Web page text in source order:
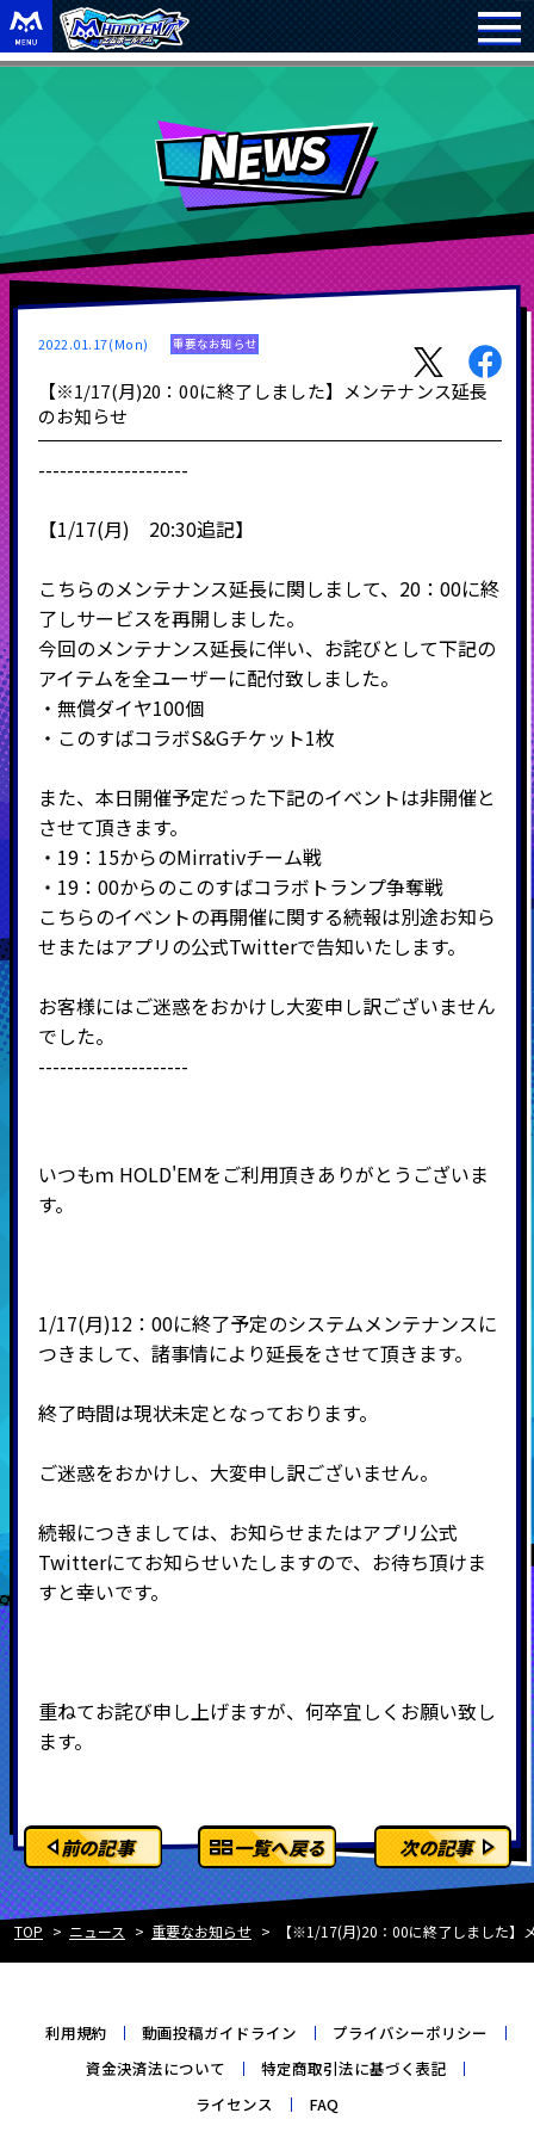
2022.01.17(Mon) 重要なお知らせ
【※1/17(月)20：00に終了しました】メンテナンス延長
のお知らせ
---------------------
【1/17(月) 20:30追記】
こちらのメンテナンス延長に関しまして、20：00に終
了しサービスを再開しました。
今回のメンテナンス延長に伴い、お詫びとして下記の
アイテムを全ユーザーに配付致しました。
・無償ダイヤ100個
・このすばコラボS&Gチケット1枚
また、本日開催予定だった下記のイベントは非開催と
させて頂きます。
・19：15からのMirrativチーム戦
・19：00からのこのすばコラボトランプ争奪戦
こちらのイベントの再開催に関する続報は別途お知ら
せまたはアプリの公式Twitterで告知いたします。
お客様にはご迷惑をおかけし大変申し訳ございません
でした。
---------------------
いつもｍ HOLD'EMをご利用頂きありがとうございま
す。
1/17(月)12：00に終了予定のシステムメンテナンスに
つきまして、諸事情により延長をさせて頂きます。
終了時間は現状未定となっております。
ご迷惑をおかけし、大変申し訳ございません。
続報につきましては、お知らせまたはアプリ公式
Twitterにてお知らせいたしますので、お待ち頂けま
すと幸いです。
重ねてお詫び申し上げますが、何卒宜しくお願い致し
ます。
前の記事 一覧へ戻る 次の記事
TOP ニュース 重要なお知らせ 【※1/17(月)20：00に終了しました】
利用規約 動画投稿ガイドライン
プライバシーポリシー
資金決済法について
特定商取引法に基づく表記
ライセンス
FAQ